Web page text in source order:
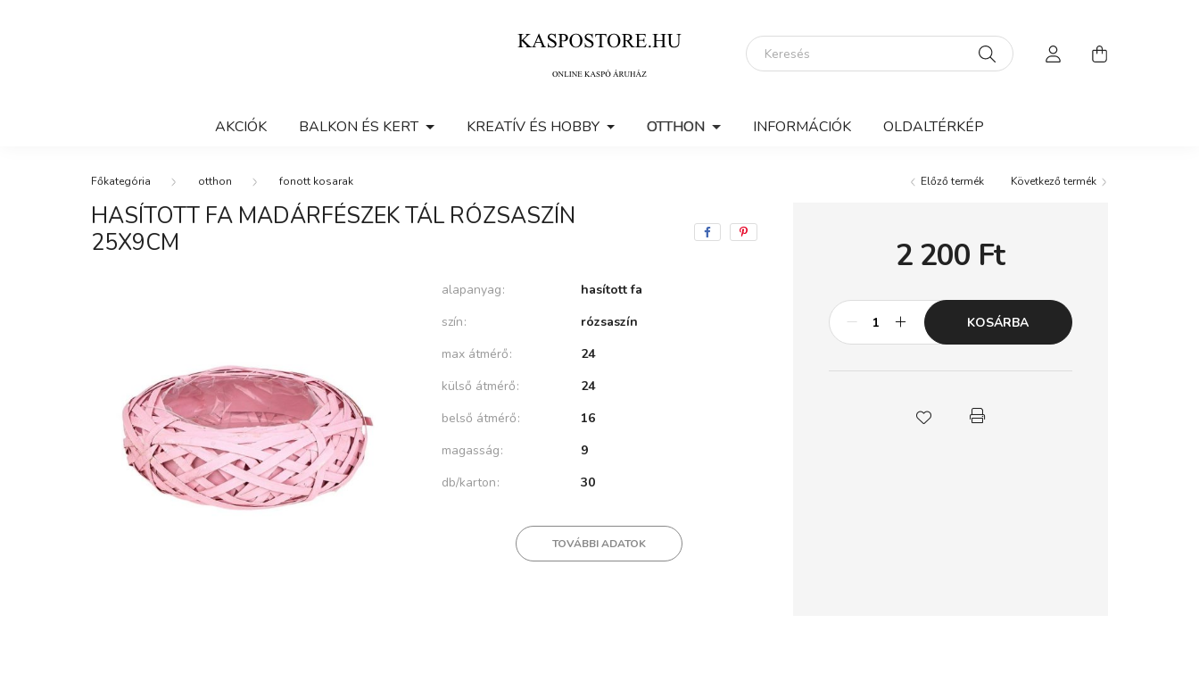
AKCIÓK BALKON ÉS KERT KREATÍV ÉS HOBBY OTTHON INFORMÁCIÓK OLDALTÉRKÉP
otthon fonott kosarak Előző termék Következő termék
HASÍTOTT FA MADÁRFÉSZEK TÁL RÓZSASZÍN
25X9CM
alapanyag
hasított fa
szín
rózsaszín
max átmérő
24
külső átmérő
24
belső átmérő
16
magasság
9
db/karton
30
TOVÁBBI ADATOK
2 200 Ft
KOSÁRBA